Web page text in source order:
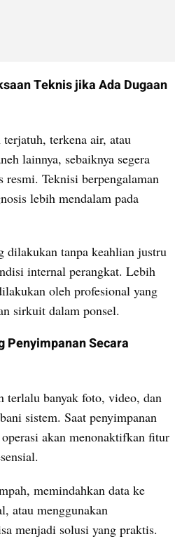
Teknis jika Ada Dugaan
terkena air, atau
lainnya, sebaiknya segera
resmi. Teknisi berpengalaman
lebih mendalam pada
dilakukan tanpa keahlian justru
internal perangkat. Lebih
oleh profesional yang
sirkuit dalam ponsel.
Penyimpanan Secara
terlalu banyak foto, video, dan
sistem. Saat penyimpanan
akan menonaktifkan fitur
memindahkan data ke
atau menggunakan
menjadi solusi yang praktis.